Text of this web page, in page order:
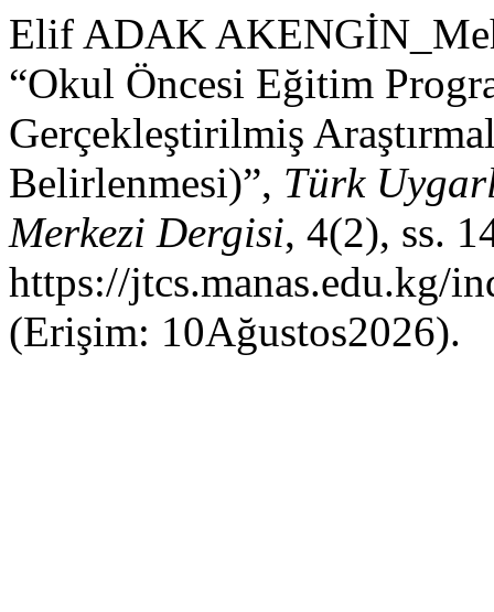
Elif ADAK
“Okul Öncesi Eğitim
Gerçekleştirilmiş
Belirlenmesi)”, Türk
Merkezi Dergisi, 4(2), ss.
https://jtcs.manas.edu.kg/
(Erişim: 10Ağustos2026).